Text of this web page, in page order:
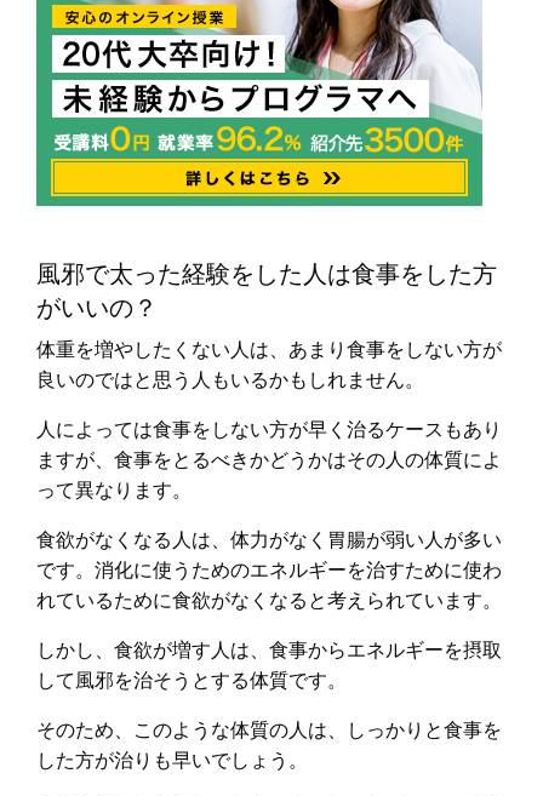
風邪で太った経験をした人は食事をした方
がいいの？
体重を増やしたくない人は、あまり食事をしない方が
良いのではと思う人もいるかもしれません。
人によっては食事をしない方が早く治るケースもあり
ますが、食事をとるべきかどうかはその人の体質によ
って異なります。
食欲がなくなる人は、体力がなく胃腸が弱い人が多い
です。消化に使うためのエネルギーを治すために使わ
れているために食欲がなくなると考えられています。
しかし、食欲が増す人は、食事からエネルギーを摂取
して風邪を治そうとする体質です。
そのため、このような体質の人は、しっかりと食事を
した方が治りも早いでしょう。